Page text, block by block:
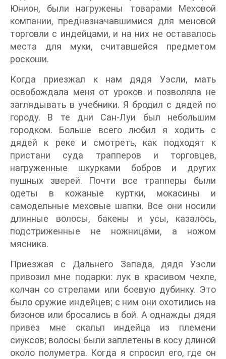
Юнион, были нагружены товарами Меховой
компании, предназначавшимися для меновой
торговли с индейцами, и на них не оставалось
места для муки, считавшейся предметом
роскоши.
Когда приезжал к нам дядя Уэсли, мать
освобождала меня от уроков и позволяла не
заглядывать в учебники. Я бродил с дядей по
городу. В те дни Сан-Луи был небольшим
городком. Больше всего любил я ходить с
дядей к реке и смотреть, как подходят к
пристани суда трапперов и торговцев,
нагруженные шкурками бобров и других
пушных зверей. Почти все трапперы были
одеты в кожаные куртки, мокасины и
самодельные меховые шапки. Все они носили
длинные волосы, бакены и усы, казалось,
подстриженные не ножницами, а ножом
мясника.
Приезжая с Дальнего Запада, дядя Уэсли
привозил мне подарки: лук в красивом чехле,
колчан со стрелами или боевую дубинку. Это
было оружие индейцев; с ним они охотились на
бизонов или бросались в бой. А однажды дядя
привез мне скальп индейца из племени
сиуксов; волосы были заплетены в косу длиной
около полуметра. Когда я спросил его, где он